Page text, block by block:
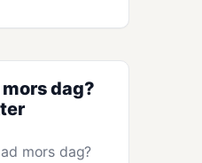
dag?
mors dag?